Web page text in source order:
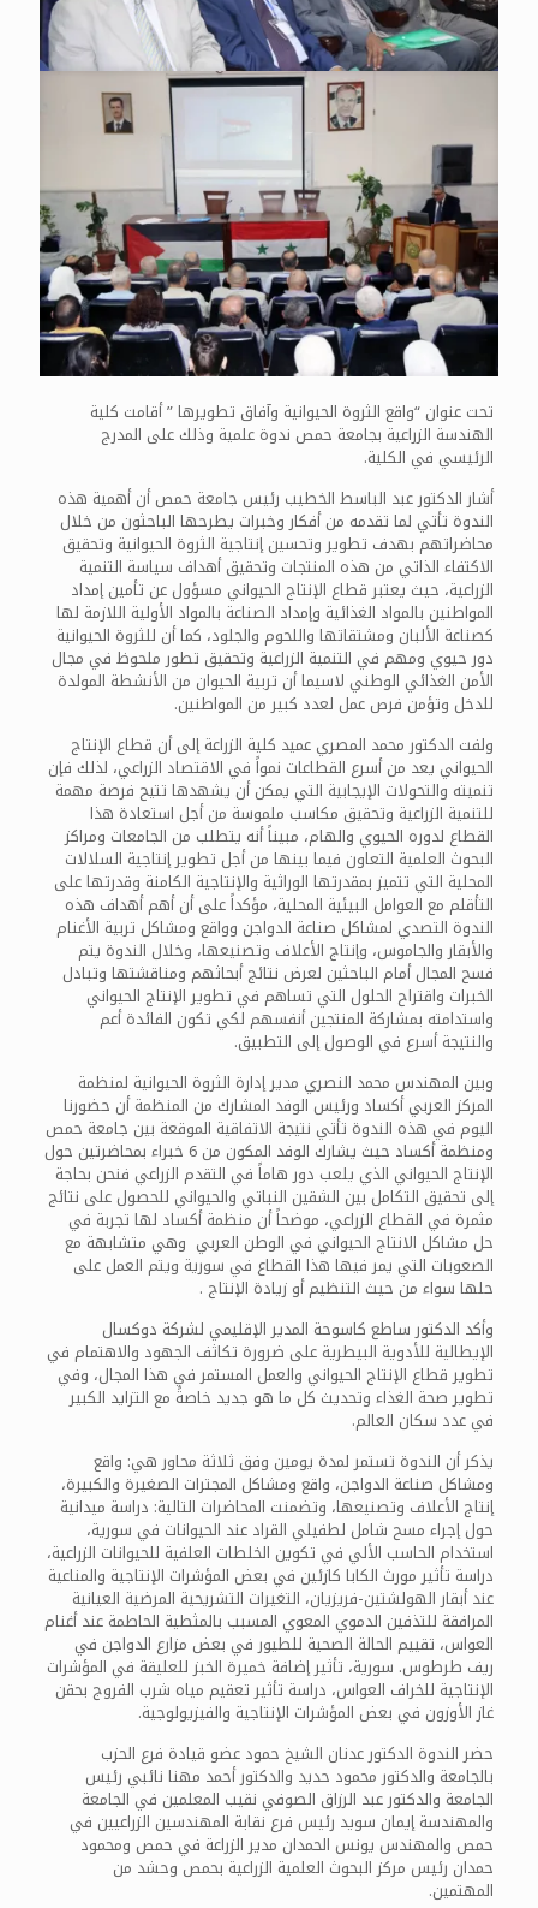
تحت عنوان “واقع الثروة الحيوانية وآفاق تطويرها ” أقامت كلية
الهندسة الزراعية بجامعة حمص ندوة علمية وذلك على المدرج
الرئيسي في الكلية.
أشار الدكتور عبد الباسط الخطيب رئيس جامعة حمص أن أهمية هذه
الندوة تأتي لما تقدمه من أفكار وخبرات يطرحها الباحثون من خلال
محاضراتهم بهدف تطوير وتحسين إنتاجية الثروة الحيوانية وتحقيق
الاكتفاء الذاتي من هذه المنتجات وتحقيق أهداف سياسة التنمية
الزراعية، حيث يعتبر قطاع الإنتاج الحيواني مسؤول عن تأمين إمداد
المواطنين بالمواد الغذائية وإمداد الصناعة بالمواد الأولية اللازمة لها
كصناعة الألبان ومشتقاتها واللحوم والجلود، كما أن للثروة الحيوانية
دور حيوي ومهم في التنمية الزراعية وتحقيق تطور ملحوظ في مجال
الأمن الغذائي الوطني لاسيما أن تربية الحيوان من الأنشطة المولدة
للدخل وتؤمن فرص عمل لعدد كبير من المواطنين.
ولفت الدكتور محمد المصري عميد كلية الزراعة إلى أن قطاع الإنتاج
الحيواني يعد من أسرع القطاعات نمواً في الاقتصاد الزراعي، لذلك فإن
تنميته والتحولات الإيجابية التي يمكن أن يشهدها تتيح فرصة مهمة
للتنمية الزراعية وتحقيق مكاسب ملموسة من أجل استعادة هذا
القطاع لدوره الحيوي والهام، مبيناً أنه يتطلب من الجامعات ومراكز
البحوث العلمية التعاون فيما بينها من أجل تطوير إنتاجية السلالات
المحلية التي تتميز بمقدرتها الوراثية والإنتاجية الكامنة وقدرتها على
التأقلم مع العوامل البيئية المحلية، مؤكداً على أن أهم أهداف هذه
الندوة التصدي لمشاكل صناعة الدواجن وواقع ومشاكل تربية الأغنام
والأبقار والجاموس، وإنتاج الأعلاف وتصنيعها، وخلال الندوة يتم
فسح المجال أمام الباحثين لعرض نتائج أبحاثهم ومناقشتها وتبادل
الخبرات واقتراح الحلول التي تساهم في تطوير الإنتاج الحيواني
واستدامته بمشاركة المنتجين أنفسهم لكي تكون الفائدة أعم
والنتيجة أسرع في الوصول إلى التطبيق.
وبين المهندس محمد النصري مدير إدارة الثروة الحيوانية لمنظمة
المركز العربي أكساد ورئيس الوفد المشارك من المنظمة أن حضورنا
اليوم في هذه الندوة تأتي نتيجة الاتفاقية الموقعة بين جامعة حمص
ومنظمة أكساد حيث يشارك الوفد المكون من 6 خبراء بمحاضرتين حول
الإنتاج الحيواني الذي يلعب دور هاماً في التقدم الزراعي فنحن بحاجة
إلى تحقيق التكامل بين الشقين النباتي والحيواني للحصول على نتائج
مثمرة في القطاع الزراعي، موضحاً أن منظمة أكساد لها تجربة في
حل مشاكل الانتاج الحيواني في الوطن العربي وهي متشابهة مع
الصعوبات التي يمر فيها هذا القطاع في سورية ويتم العمل على
حلها سواء من حيث التنظيم أو زيادة الإنتاج .
وأكد الدكتور ساطع كاسوحة المدير الإقليمي لشركة دوكسال
الإيطالية للأدوية البيطرية على ضرورة تكاثف الجهود والاهتمام في
تطوير قطاع الإنتاج الحيواني والعمل المستمر في هذا المجال، وفي
تطوير صحة الغذاء وتحديث كل ما هو جديد خاصةً مع التزايد الكبير
في عدد سكان العالم.
يذكر أن الندوة تستمر لمدة يومين وفق ثلاثة محاور هي: واقع
ومشاكل صناعة الدواجن، واقع ومشاكل المجترات الصغيرة والكبيرة،
إنتاج الأعلاف وتصنيعها، وتضمنت المحاضرات التالية: دراسة ميدانية
حول إجراء مسح شامل لطفيلي القراد عند الحيوانات في سورية،
استخدام الحاسب الألي في تكوين الخلطات العلفية للحيوانات الزراعية،
دراسة تأثير مورث الكابا كازئين في بعض المؤشرات الإنتاجية والمناعية
عند أبقار الهولشتين-فريزيان، التغيرات التشريحية المرضية العيانية
المرافقة للتذفين الدموي المعوي المسبب بالمثطية الحاطمة عند أغنام
العواس، تقييم الحالة الصحية للطيور في بعض مزارع الدواجن في
ريف طرطوس. سورية، تأثير إضافة خميرة الخبز للعليقة في المؤشرات
الإنتاجية للخراف العواس، دراسة تأثير تعقيم مياه شرب الفروج بحقن
غاز الأوزون في بعض المؤشرات الإنتاجية والفيزيولوجية.
حضر الندوة الدكتور عدنان الشيخ حمود عضو قيادة فرع الحزب
بالجامعة والدكتور محمود حديد والدكتور أحمد مهنا نائبي رئيس
الجامعة والدكتور عبد الرزاق الصوفي نقيب المعلمين في الجامعة
والمهندسة إيمان سويد رئيس فرع نقابة المهندسين الزراعيين في
حمص والمهندس يونس الحمدان مدير الزراعة في حمص ومحمود
حمدان رئيس مركز البحوث العلمية الزراعية بحمص وحشد من
المهتمين.